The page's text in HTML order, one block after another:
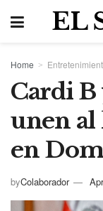
EL
Home
Cardi B
unen al
en
byColaborador